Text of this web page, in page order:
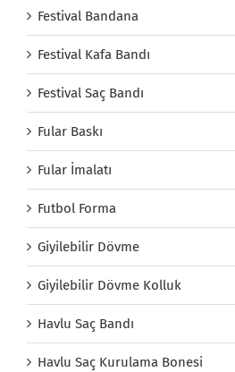
Festival Bandana
Festival Kafa Bandı
Festival Saç Bandı
Fular Baskı
Fular İmalatı
Futbol Forma
Giyilebilir Dövme
Giyilebilir Dövme Kolluk
Havlu Saç Bandı
Havlu Saç Kurulama Bonesi